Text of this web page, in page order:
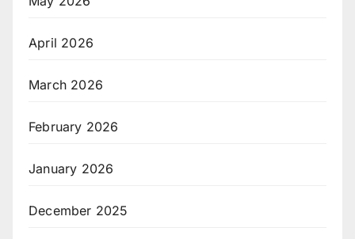
April 2026
March 2026
February 2026
January 2026
December 2025